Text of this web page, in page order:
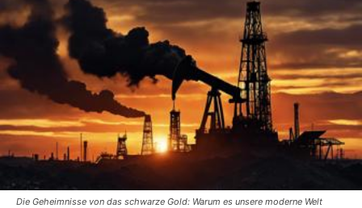
Die Geheimnisse von das schwarze Gold: Warum es unsere moderne Welt